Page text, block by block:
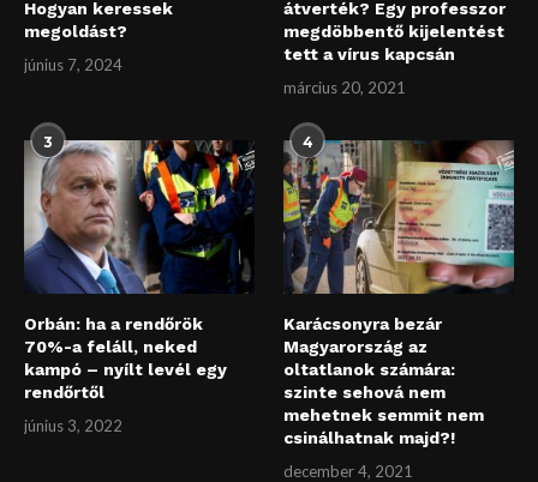
Hogyan keressek
megoldást?
június 7, 2024
átverték? Egy professzor
megdöbbentő kijelentést
tett a vírus kapcsán
március 20, 2021
3
Orbán: ha a rendőrök
70%-a feláll, neked
kampó – nyílt levél egy
rendőrtől
június 3, 2022
4
Karácsonyra bezár
Magyarország az
oltatlanok számára:
szinte sehová nem
mehetnek semmit nem
csinálhatnak majd?!
december 4, 2021